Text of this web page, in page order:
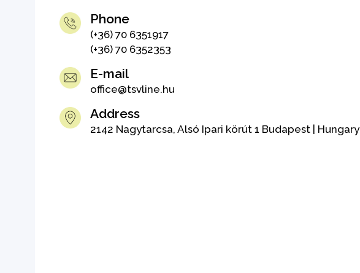
Phone
(+36) 70 6351917
(+36) 70 6352353
E-mail
office@tsvline.hu
Address
2142 Nagytarcsa, Alsó Ipari körút 1 Budapest | Hungary